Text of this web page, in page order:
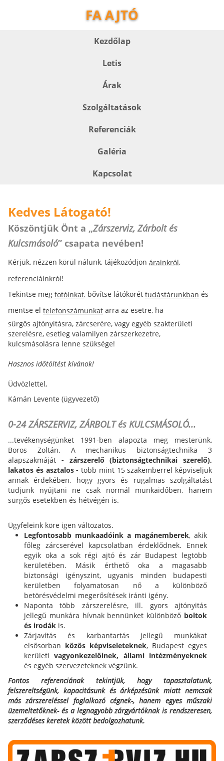
FA AJTÓ
Kezdőlap
Letis
Árak
Szolgáltatások
Referenciák
Galéria
Kapcsolat
Kedves Látogató!
Köszöntjük Önt a „Zárszerviz, Zárbolt és
Kulcsmásoló” csapata nevében!
Kérjük, nézzen körül nálunk, tájékozódjon árainkról,
referenciáinkról!
Tekintse meg fotóinkat, bővítse látókörét tudástárunkban és
mentse el telefonszámunkat arra az esetre, ha
sürgős ajtónyitásra, zárcserére, vagy egyéb szakterületi
szerelésre, esetleg valamilyen zárszerkezetre,
kulcsmásolásra lenne szüksége!
Hasznos időtöltést kívánok!
Üdvözlettel,
Kámán Levente (ügyvezető)
0-24 ZÁRSZERVIZ, ZÁRBOLT és KULCSMÁSOLÓ...
...tevékenységünket 1991-ben alapozta meg mesterünk,
Boros Zoltán. A mechanikus biztonságtechnika 3
alapszakmáját - zárszerelő (biztonságtechnikai szerelő),
lakatos és asztalos - több mint 15 szakemberrel képviseljük
annak érdekében, hogy gyors és rugalmas szolgáltatást
tudjunk nyújtani ne csak normál munkaidőben, hanem
sürgős esetekben és hétvégén is.
Ügyfeleink köre igen változatos.
Legfontosabb munkaadóink a magánemberek, akik
főleg zárcserével kapcsolatban érdeklődnek. Ennek
egyik oka a sok régi ajtó és zár Budapest legtöbb
kerületében. Másik érthető oka a magasabb
biztonsági igényszint, ugyanis minden budapesti
kerületben folyamatosan nő a különböző
betörésvédelmi megerősítések iránti igény.
Naponta több zárszerelésre, ill. gyors ajtónyitás
jellegű munkára hívnak bennünket különböző boltok
és irodák is.
Zárjavítás és karbantartás jellegű munkákat
elsősorban közös képviseleteknek, Budapest egyes
kerületivagyonkezelőinek, állami intézményeknek
és egyéb szervezeteknek végzünk.
Fontos referenciának tekintjük, hogy tapasztalatunk,
felszereltségünk, kapacitásunk és árképzésünk miatt nemcsak
más zárszereléssel foglalkozó cégnek-, hanem egyes műszaki
üzemeltetőknek- és a legnagyobb zárgyártóknak is rendszeresen,
szerződéses keretek között bedolgozhatunk.